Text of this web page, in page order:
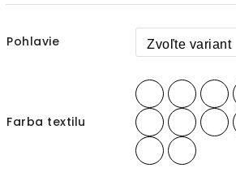
Pohlavie
Farba textilu